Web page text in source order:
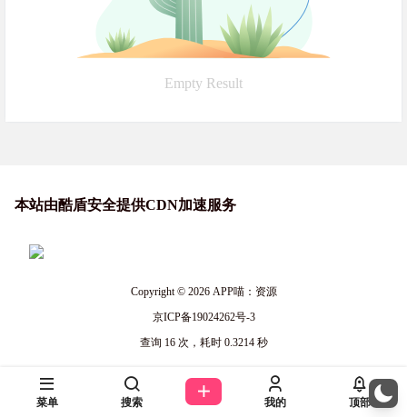
Empty Result
本站由酷盾安全提供CDN加速服务
Copyright © 2026APP喵：资源
京ICP备19024262号-3
查询 16 次，耗时 0.3214 秒
菜单 搜索 我的 顶部